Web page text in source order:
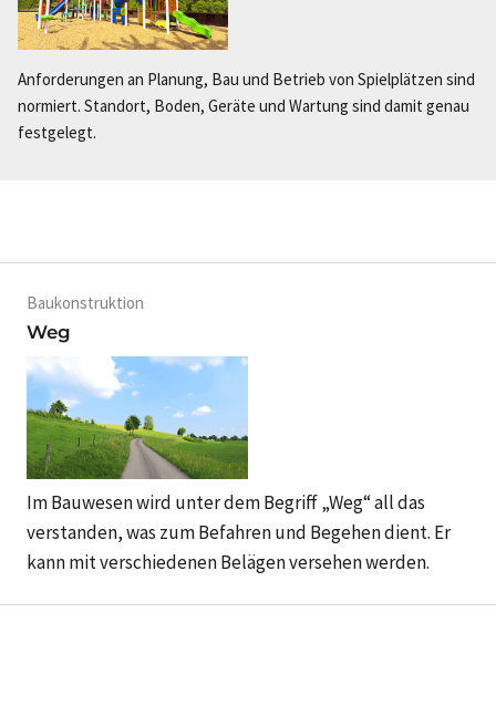
Anforderungen an Planung, Bau und Betrieb von Spielplätzen sind
normiert. Standort, Boden, Geräte und Wartung sind damit genau
festgelegt.
Baukonstruktion
Weg
Im Bauwesen wird unter dem Begriff „Weg“ all das
verstanden, was zum Befahren und Begehen dient. Er
kann mit verschiedenen Belägen versehen werden.